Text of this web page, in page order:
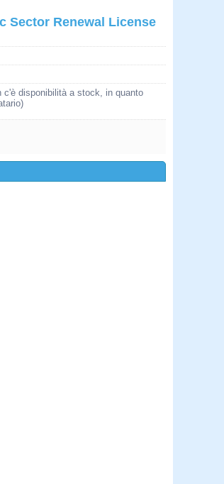
Sector Renewal License
c'è disponibilità a stock, in quanto